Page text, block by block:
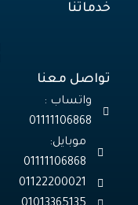
خدماتنا
تواصل معنا
واتساب :
01111106868
موبايل: